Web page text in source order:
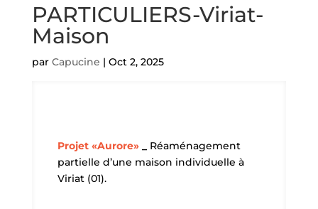
PARTICULIERS-Viriat-
Maison
par Capucine | Oct 2, 2025
Projet «Aurore»
Réaménagement
partielle d’une maison individuelle à
Viriat (01).